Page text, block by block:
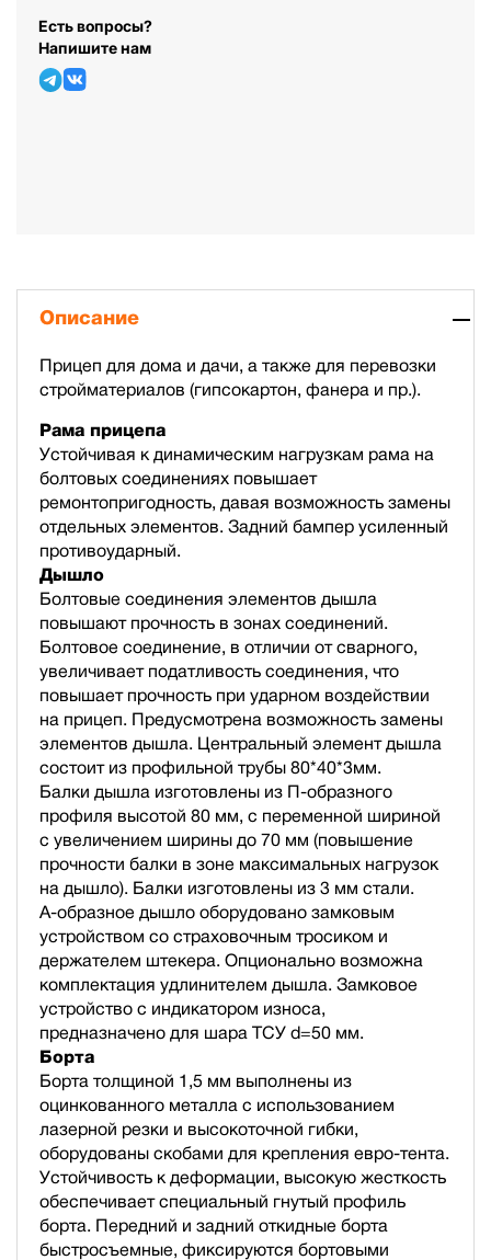
Есть вопросы?
Напишите нам
Описание
Прицеп для дома и дачи, а также для перевозки
стройматериалов (гипсокартон, фанера и пр.).
Рама прицепа
Устойчивая к динамическим нагрузкам рама на
болтовых соединениях повышает
ремонтопригодность, давая возможность замены
отдельных элементов. Задний бампер усиленный
противоударный.
Дышло
Болтовые соединения элементов дышла
повышают прочность в зонах соединений.
Болтовое соединение, в отличии от сварного,
увеличивает податливость соединения, что
повышает прочность при ударном воздействии
на прицеп. Предусмотрена возможность замены
элементов дышла. Центральный элемент дышла
состоит из профильной трубы 80*40*3мм.
Балки дышла изготовлены из П-образного
профиля высотой 80 мм, с переменной шириной
с увеличением ширины до 70 мм (повышение
прочности балки в зоне максимальных нагрузок
на дышло). Балки изготовлены из 3 мм стали.
А-образное дышло оборудовано замковым
устройством со страховочным тросиком и
держателем штекера. Опционально возможна
комплектация удлинителем дышла. Замковое
устройство с индикатором износа,
предназначено для шара ТСУ d=50 мм.
Борта
Борта толщиной 1,5 мм выполнены из
оцинкованного металла с использованием
лазерной резки и высокоточной гибки,
оборудованы скобами для крепления евро-тента.
Устойчивость к деформации, высокую жесткость
обеспечивает специальный гнутый профиль
борта. Передний и задний откидные борта
быстросъемные, фиксируются бортовыми